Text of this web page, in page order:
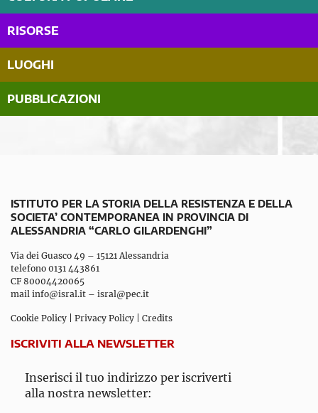
RISORSE
LUOGHI
PUBBLICAZIONI
ISTITUTO PER LA STORIA DELLA RESISTENZA E DELLA
SOCIETA’ CONTEMPORANEA IN PROVINCIA DI
ALESSANDRIA “CARLO GILARDENGHI”
Via dei Guasco 49 – 15121 Alessandria
telefono 0131 443861
CF 80004420065
mail info@isral.it – isral@pec.it
Cookie Policy Privacy Policy Credits
ISCRIVITI ALLA NEWSLETTER
Inserisci il tuo indirizzo per iscriverti
alla nostra newsletter: